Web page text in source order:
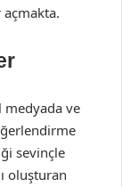
medyada ve
sevinçle
oluşturan